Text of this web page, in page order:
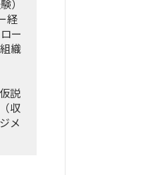
）
経
ー
織
説
収
メ